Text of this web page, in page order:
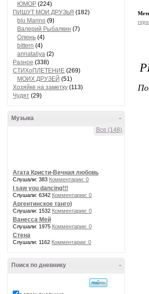
ЮМОР (224)
ПИШУТ МОИ ДРУЗЬЯ (182)
blu Marino (9)
Валерий Рыбалкин (7)
Олюнь (4)
bittern (4)
annataliya (2)
Разное (338)
СТИХоПЛЕТЕНИЕ (269)
МОИХ ДРУЗЕЙ (51)
Хозяйке на заметку (113)
Чудят (29)
-
Музыка
Все (148)
Агата Кристи-Вечная любовь
Слушали: 383 Комментарии: 0
I saw you dancing!!!
Слушали: 6342 Комментарии: 0
Аргентинское танго)
Слушали: 1532 Комментарии: 0
Ванесса Мей
Слушали: 1975 Комментарии: 0
Стена
Слушали: 1162 Комментарии: 0
-
Поиск по дневнику